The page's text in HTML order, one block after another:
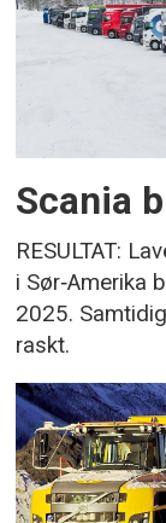
Scania
RESULTAT:
i Sør‑Amerika
2025.
raskt.